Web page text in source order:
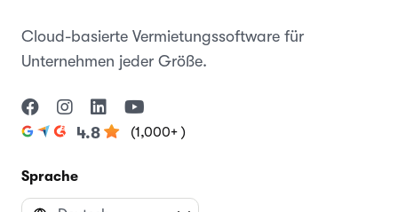
Cloud-basierte Vermietungssoftware für
Unternehmen jeder Größe.
4.8 (1,000+ )
Sprache